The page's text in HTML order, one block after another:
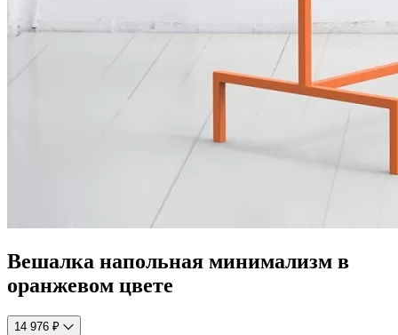
Вешалка напольная минимализм в
оранжевом цвете
14 976 ₽